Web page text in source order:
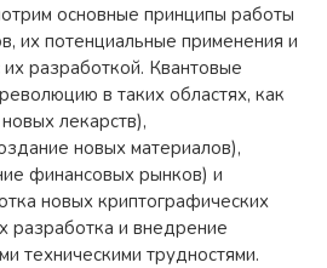
основные принципы работы
их потенциальные применения и
разработкой. Квантовые
в таких областях, как
лекарств),
новых материалов),
финансовых рынков) и
новых криптографических
разработка и внедрение
техническими трудностями.